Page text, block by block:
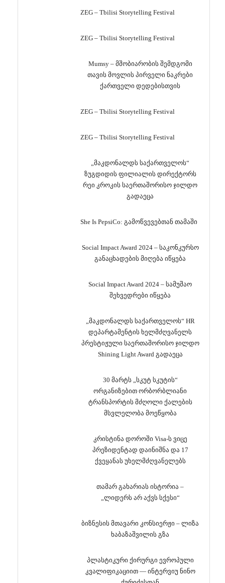
ZEG – Tbilisi Storytelling Festival
ZEG – Tbilisi Storytelling Festival
Mumsy – მშობიარობის შემდგომი
თავის მოვლის პირველი ნაკრები
ქართველი დედებისთვის
ZEG – Tbilisi Storytelling Festival
ZEG – Tbilisi Storytelling Festival
„მაკდონალდს საქართველოს“
ზუგდიდის ფილიალის დირექტორს
რეი კროკის საერთაშორისო ჯილდო
გადაეცა
She Is PepsiCo: გამოწვევებთან თამაში
Social Impact Award 2024 – საკონკურსო
განაცხადების მიღება იწყება
Social Impact Award 2024 – სამუშაო
შეხვედრები იწყება
„მაკდონალდს საქართველოს“ HR
დეპარტამენტის ხელმძღვანელს
პრესტიჟული საერთაშორისო ჯილდო
Shining Light Award გადაეცა
30 მარტს „სკუტ სკუტის“
ორგანიზებით ორბორბლიანი
ტრანსპორტის მძღოლი ქალების
მსვლელობა მოეწყობა
კრისტინა დოროში Visa-ს ვიცე
პრეზიდენტად დაინიშნა და 17
ქვეყანას უხელმძღვანელებს
თამარ გახარიას ისტორია –
„ლიდერს არ აქვს სქესი“
ბიზნესის მთავარი კონსიერჟი – ლიზა
ხაბაზაშვილის გზა
პლასტიკური ქირურგი ევროპული
კვალიფიკაციით — ინტერვიუ ნინო